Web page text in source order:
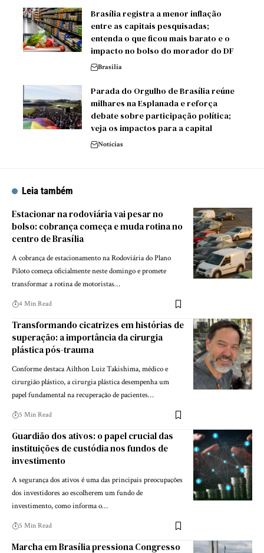
Brasília registra a menor inflação
entre as capitais pesquisadas;
entenda o que ficou mais barato e o
impacto no bolso do morador do DF
Brasilia
Parada do Orgulho de Brasília reúne
milhares na Esplanada e reforça
debate sobre participação política;
veja os impactos para a capital
Notícias
Leia também
Estacionar na rodoviária vai pesar no
bolso: cobrança começa e muda rotina no
centro de Brasília
A cobrança de estacionamento na Rodoviária do Plano
Piloto começa oficialmente neste domingo e promete
transformar a rotina de motoristas…
4 Min Read
Transformando cicatrizes em histórias de
superação: a importância da cirurgia
plástica pós-trauma
Conforme destaca Ailthon Luiz Takishima, médico e
cirurgião plástico, a cirurgia plástica desempenha um
papel fundamental na recuperação de pacientes…
5 Min Read
Guardião dos ativos: o papel crucial das
instituições de custódia nos fundos de
investimento
A segurança dos ativos é uma das principais preocupações
dos investidores ao escolherem um fundo de
investimento, como informa o…
5 Min Read
Marcha em Brasília pressiona Congresso